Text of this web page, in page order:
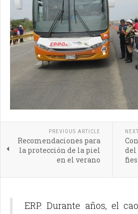
PREVIOUS ARTICLE
Recomendaciones para
la protección de la piel
en el verano
del
ERP. Durante años, el